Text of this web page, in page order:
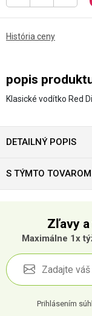
popis
Klasické vodítko Red
História ceny
DETAILNÝ POPIS
S TÝMTO
Zľavy
Maximálne 1x
Prihlásením